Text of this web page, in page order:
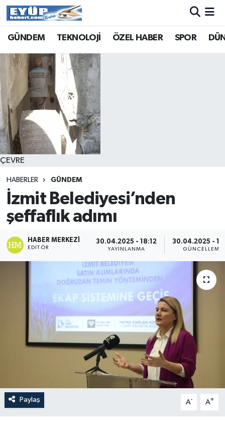
GÜNDEM TEKNOLOJİ ÖZEL HABER SPOR
ÇEVRE
HABERLER GÜNDEM
İzmit Belediyesi’nden
şeffaflık adımı
HABER MERKEZI
EDITÖR
30.04.2025 - 18:12
YAYINLANMA
30.04.2025 -
GÜNCELLEME
Paylaş A- A+